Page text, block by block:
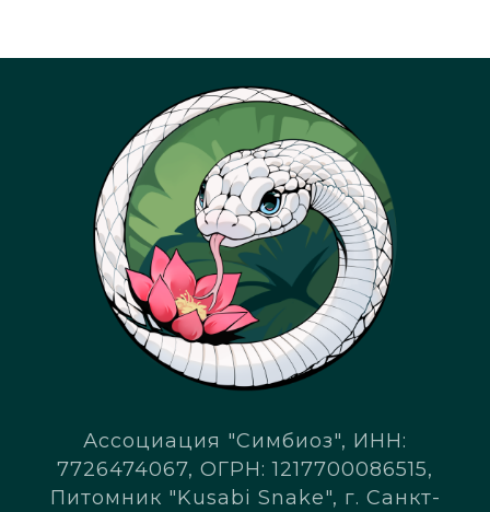
Ассоциация "Симбиоз", ИНН:
7726474067, ОГРН: 1217700086515,
Питомник "Kusabi Snake", г. Санкт-